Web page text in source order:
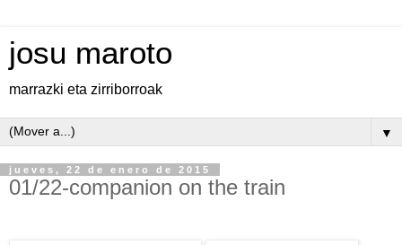
josu maroto
marrazki eta zirriborroak
▼
jueves, 22 de enero de 2015
01/22-companion on the train